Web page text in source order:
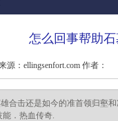
怎么回事帮助
源：ellingsenfort.com 作者：
合击还是如今的准首领归壑
．热血传奇.